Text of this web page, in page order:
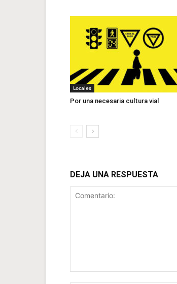
Locales
Por una necesaria cultura vial
DEJA UNA RESPUESTA